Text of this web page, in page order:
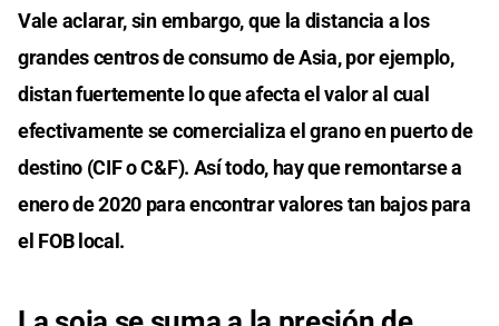
Vale aclarar, sin embargo, que la distancia a los
grandes centros de consumo de Asia, por ejemplo,
distan fuertemente lo que afecta el valor al cual
efectivamente se comercializa el grano en puerto de
destino (CIF o C&F). Así todo, hay que remontarse a
enero de 2020 para encontrar valores tan bajos para
el FOB local.